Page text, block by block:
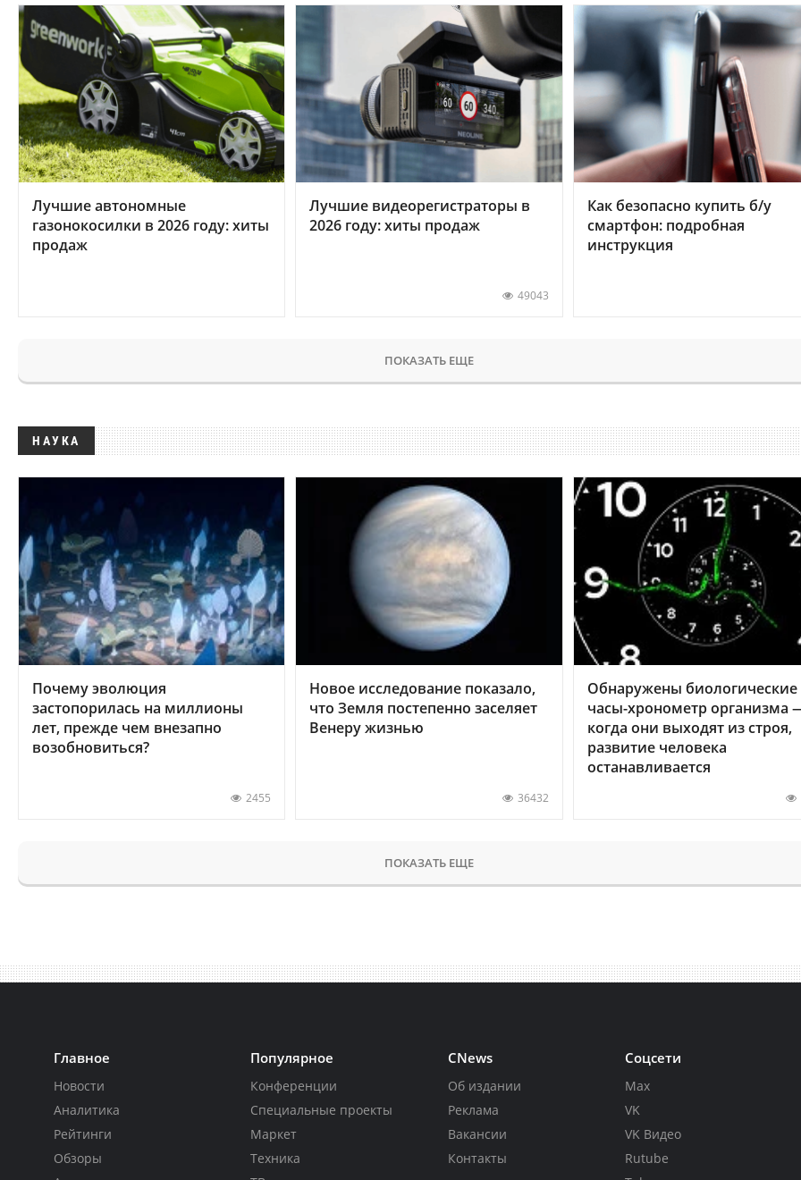
Лучшие автономные
газонокосилки в 2026 году: хиты
продаж
Лучшие видеорегистраторы в
2026 году: хиты продаж
49043
Как безопасно купить б/у
смартфон: подробная
инструкция
ПОКАЗАТЬ ЕЩЕ
НАУКА
Почему эволюция
застопорилась на миллионы
лет, прежде чем внезапно
возобновиться?
2455
Новое исследование показало,
что Земля постепенно заселяет
Венеру жизнью
36432
Обнаружены биологические
часы-хронометр организма
когда они выходят из строя,
развитие человека
останавливается
ПОКАЗАТЬ ЕЩЕ
Главное
Новости
Аналитика
Рейтинги
Обзоры
Популярное
Конференции
Специальные проекты
Маркет
Техника
CNews
Об издании
Реклама
Вакансии
Контакты
Соцсети
Max
VK
VK Видео
Rutube